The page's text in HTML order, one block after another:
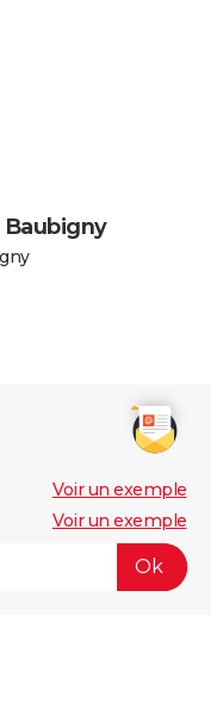
Voir un exemple
Voir un exemple